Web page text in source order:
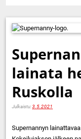
lainata
Ruskolla
Julkaistu:3.5.2021
Supernannyn